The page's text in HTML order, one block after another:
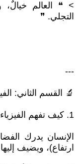
> ❝ العالم
التجلي. ❞
---
🔬 القسم الثاني:
1. كيف تفهم الفيزياء الحديثة الأبعاد؟
الإنسان يدرك
ارتفاع)، ويضيف